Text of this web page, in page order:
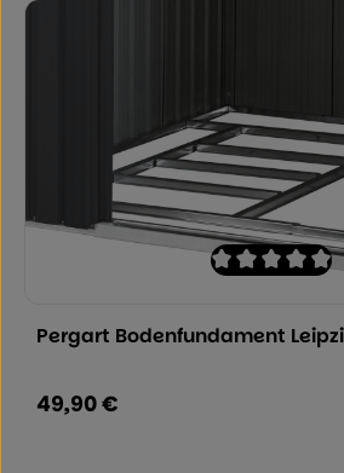
Pergart Bodenfundament
Regulärer Preis:
49,90 €